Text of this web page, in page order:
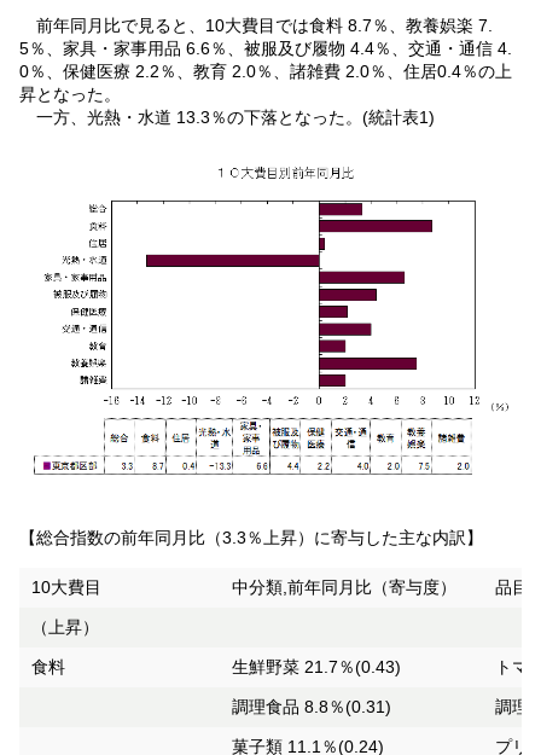
前年同月比で見ると、10大費目では食料 8.7％、教養娯楽 7.
5％、家具・家事用品 6.6％、被服及び履物 4.4％、交通・通信 4.
0％、保健医療 2.2％、教育 2.0％、諸雑費 2.0％、住居0.4％の上
昇となった。
一方、光熱・水道 13.3％の下落となった。(統計表1)
【総合指数の前年同月比（3.3％上昇）に寄与した主な内訳】
10大費目 中分類,前年同月比（寄与度） 品目,
（上昇）
食料 生鮮野菜 21.7％(0.43) トマ
調理食品 8.8％(0.31) 調理
菓子類 11.1％(0.24) プリ